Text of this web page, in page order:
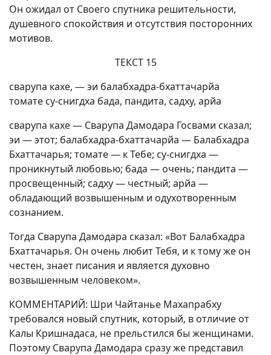
Он ожидал от Своего спутника решительности,
душевного спокойствия и отсутствия посторонних
мотивов.
ТЕКСТ 15
сварупа кахе, — эи балабхадра-бхаттачарйа
томате су-снигдха бада, пандита, садху, арйа
сварупа кахе — Сварупа Дамодара Госвами сказал;
эи — этот; балабхадра-бхаттачарйа — Балабхадра
Бхаттачарья; томате — к Тебе; су-снигдха —
проникнутый любовью; бада — очень; пандита —
просвещенный; садху — честный; арйа —
обладающий возвышенным и одухотворенным
сознанием.
Тогда Сварупа Дамодара сказал: «Вот Балабхадра
Бхаттачарья. Он очень любит Тебя, и к тому же он
честен, знает писания и является духовно
возвышенным человеком».
КОММЕНТАРИЙ: Шри Чайтанье Махапрабху
требовался новый спутник, который, в отличие от
Калы Кришнадаса, не прельстился бы женщинами.
Поэтому Сварупа Дамодара сразу же представил